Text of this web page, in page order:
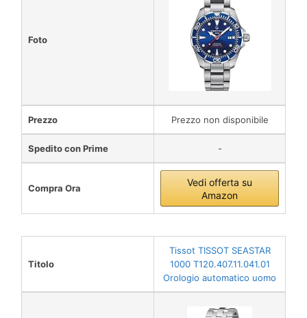
Foto
Prezzo Prezzo non disponibile
Spedito con Prime -
Compra Ora
Vedi offerta su
Amazon
Titolo
Tissot TISSOT SEASTAR
1000 T120.407.11.041.01
Orologio automatico uomo